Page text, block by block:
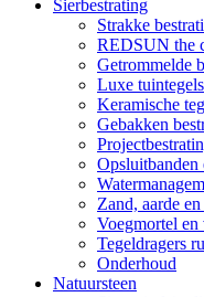
Sierbestrating
Strakke
REDSUN the
Getrommelde
Luxe tuintegels
Keramische
Gebakken
Opsluitbanden
Zand, aarde
Voegmortel en
Tegeldragers
Onderhoud
Natuursteen